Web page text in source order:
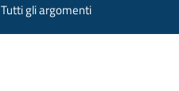
Tutti gli argomenti